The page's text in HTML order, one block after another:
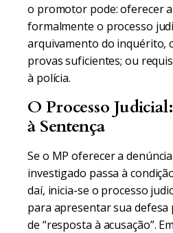
o promotor pode: oferecer
formalmente o processo
arquivamento do inquérito,
provas suficientes; ou
à polícia.
O Processo
à Sentença
Se o MP oferecer a
investigado passa à
daí, inicia-se o processo
para apresentar sua defesa
de “resposta à acusação”.